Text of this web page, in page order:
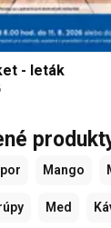
- leták
Mango
Med